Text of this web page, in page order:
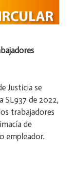
Justicia se
SL937 de 2022,
trabajadores
de
empleador.